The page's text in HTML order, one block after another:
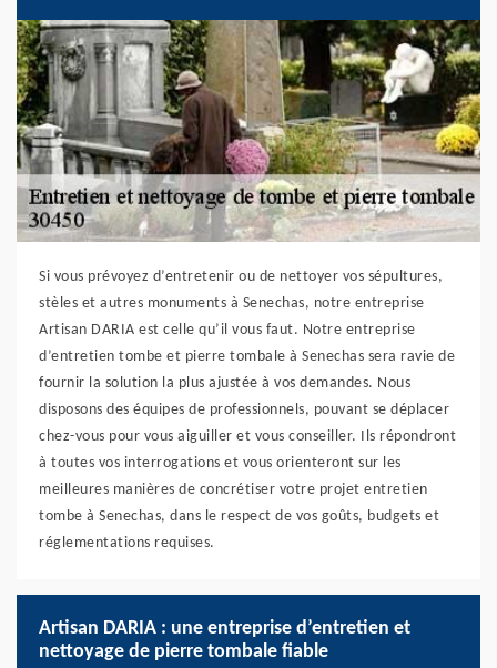
Si vous prévoyez d’entretenir ou de nettoyer vos sépultures,
stèles et autres monuments à Senechas, notre entreprise
Artisan DARIA est celle qu’il vous faut. Notre entreprise
d’entretien tombe et pierre tombale à Senechas sera ravie de
fournir la solution la plus ajustée à vos demandes. Nous
disposons des équipes de professionnels, pouvant se déplacer
chez-vous pour vous aiguiller et vous conseiller. Ils répondront
à toutes vos interrogations et vous orienteront sur les
meilleures manières de concrétiser votre projet entretien
tombe à Senechas, dans le respect de vos goûts, budgets et
réglementations requises.
Artisan DARIA : une entreprise d’entretien et
nettoyage de pierre tombale fiable